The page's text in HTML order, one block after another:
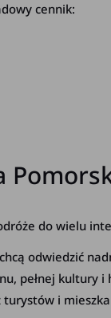
cennik:
do wielu
odwiedzić
pełnej kultury i
i